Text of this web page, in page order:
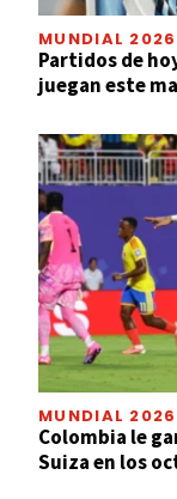
MUNDIAL 2026
Partidos de
juegan este
MUNDIAL 2026
Colombia le
Suiza en los